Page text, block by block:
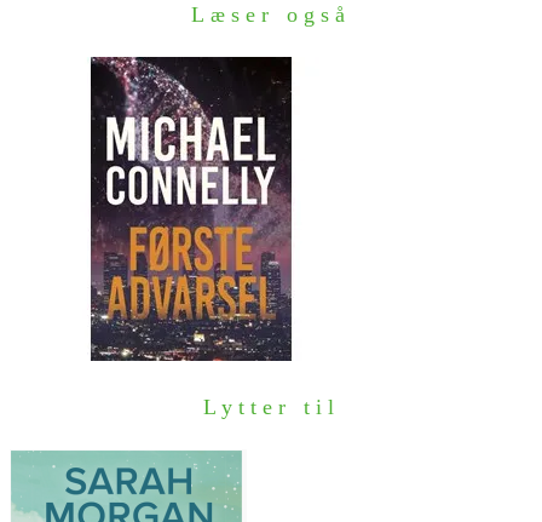
Læser også
Lytter til